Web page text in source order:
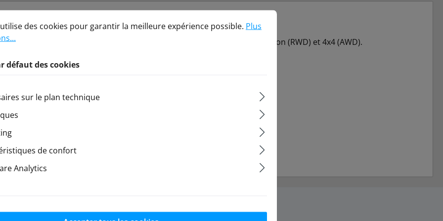
pour le drift RC
sur bitume, moquette ou carrelage. Conçus pour les châssis propulsion (RWD) et 4x4 (AWD).
des cookies
des cookies pour garantir la meilleure expérience possible.
Plus d'informations...
des cookies pour garantir la meilleure expérience possible. Plus
défaut des cookies
sur le plan technique
de confort
Analytics